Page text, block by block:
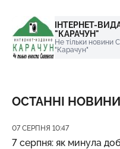
ІНТЕРНЕТ-
"КАРАЧУН"
Не тільки новини
"Карачун"
ОСТАННІ НОВИНИ
Дата публікації
07 СЕРПНЯ 10:47
7 серпня: як минула